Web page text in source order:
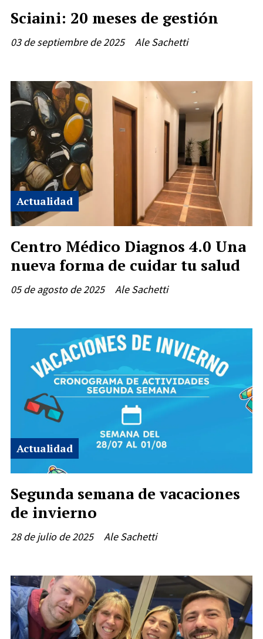
Sciaini: 20 meses de gestión
Ale Sachetti
03 de septiembre de 2025
Centro Médico Diagnos 4.0 Una
nueva forma de cuidar tu salud
Ale Sachetti
Actualidad
05 de agosto de 2025
Segunda semana de vacaciones
de invierno
Ale Sachetti
Actualidad
28 de julio de 2025